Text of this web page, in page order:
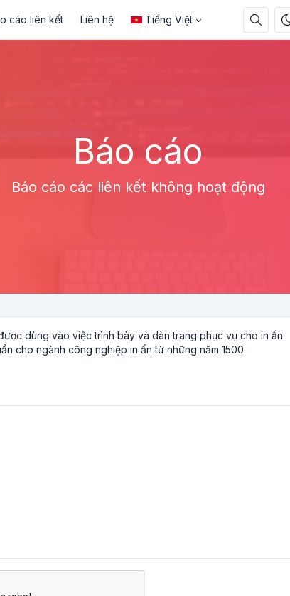
cáo liên kết Liên hệ Tiếng Việt
Báo cáo
Báo cáo các liên kết không hoạt động
dùng vào việc trình bày và dàn trang phục vụ cho in ấn.
cho ngành công nghiệp in ấn từ những năm 1500.